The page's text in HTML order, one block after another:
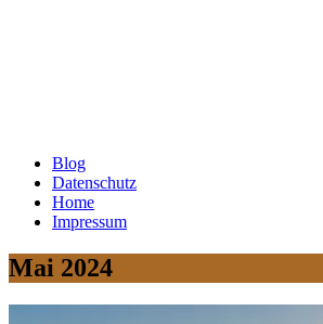
Blog
Datenschutz
Home
Impressum
Mai 2024